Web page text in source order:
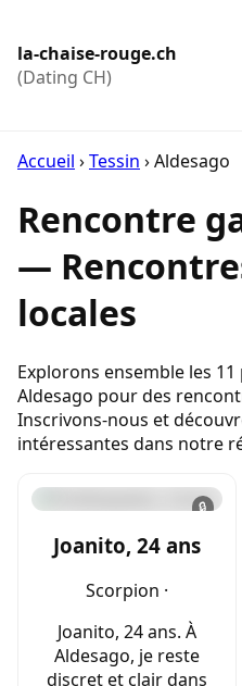
la-chaise-rouge.ch
(Dating CH)
Accueil ›Tessin ›Aldesago
Rencontre
—
locales
Explorons ensemble les
Aldesago pour des
Inscrivons-nous et
intéressantes dans notre
🔒
Joanito, 24 ans
Scorpion ·
Joanito, 24 ans. À
Aldesago, je reste
discret et clair dans